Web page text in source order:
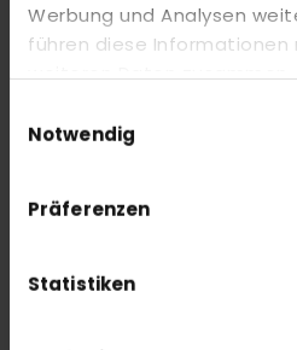
Werbung und Analysen
führen diese Informationen
weiteren Daten zusammen,
Nutzung der Dienste
Notwendig
Präferenzen
Statistiken
adidas DCADA
45,00 €